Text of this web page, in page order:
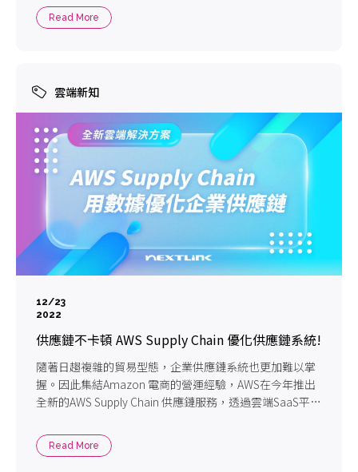
何相輔相成，協助企業建構安全的雲端架構，以及提高企
業的產品更迭速度。
Read More
雲端新知
12/23
2022
供應鏈不卡頓 AWS Supply Chain 優化供應鏈系統!
隨著日趨複雜的貿易型態，企業供應鏈系統也更加難以掌
握。因此集結Amazon 電商的營運經驗，AWS在今年推出
全新的AWS Supply Chain 供應鏈服務，透過雲端SaaS平
AWS 供應鏈服務的應用與定價!
Read More